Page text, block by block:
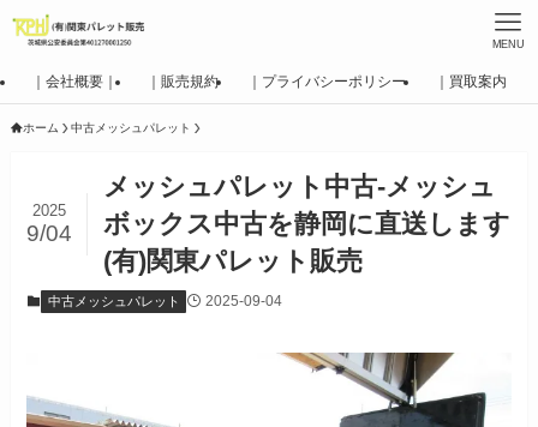
MENU
｜会社概要｜ ｜販売規約 ｜プライバシーポリシー ｜買取案内
ホーム 中古メッシュパレット
メッシュパレット中古-メッシュ
ボックス中古を静岡に直送します
(有)関東パレット販売
2025
9/04
中古メッシュパレット 2025-09-04